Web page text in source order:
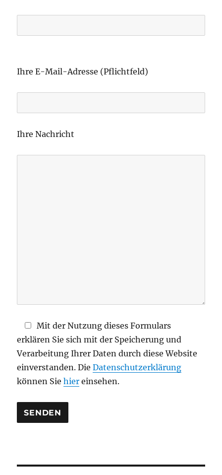
i
e
s
l
e
e
r
Ihre E-Mail-Adresse (Pflichtfeld)
Ihre Nachricht
Mit der Nutzung dieses Formulars
erklären Sie sich mit der Speicherung und
Verarbeitung Ihrer Daten durch diese Website
einverstanden. DieDatenschutzerklärung
können Siehier einsehen.